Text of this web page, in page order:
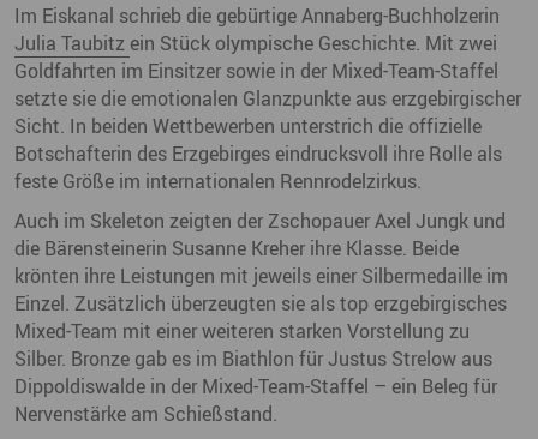
Im Eiskanal schrieb die gebürtige Annaberg-Buchholzerin
Julia Taubitz ein Stück olympische Geschichte. Mit zwei
Goldfahrten im Einsitzer sowie in der Mixed-Team-Staffel
setzte sie die emotionalen Glanzpunkte aus erzgebirgischer
Sicht. In beiden Wettbewerben unterstrich die offizielle
Botschafterin des Erzgebirges eindrucksvoll ihre Rolle als
feste Größe im internationalen Rennrodelzirkus.
Auch im Skeleton zeigten der Zschopauer Axel Jungk und
die Bärensteinerin Susanne Kreher ihre Klasse. Beide
krönten ihre Leistungen mit jeweils einer Silbermedaille im
Einzel. Zusätzlich überzeugten sie als top erzgebirgisches
Mixed-Team mit einer weiteren starken Vorstellung zu
Silber. Bronze gab es im Biathlon für Justus Strelow aus
Dippoldiswalde in der Mixed-Team-Staffel – ein Beleg für
Nervenstärke am Schießstand.